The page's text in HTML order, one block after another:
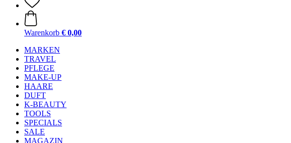
Warenkorb € 0,00
MARKEN
TRAVEL
PFLEGE
MAKE-UP
HAARE
DUFT
K-BEAUTY
TOOLS
SPECIALS
SALE
MAGAZIN